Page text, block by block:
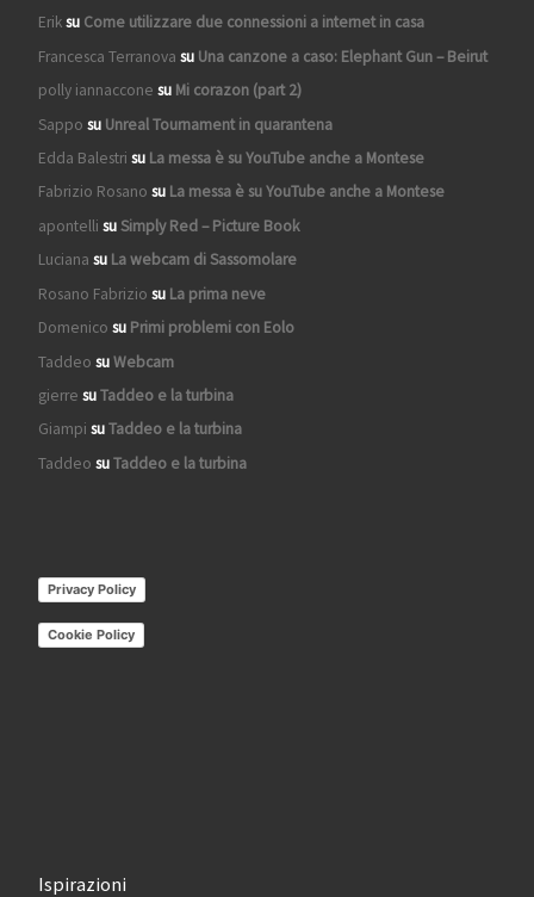
Eriksu Come utilizzare due connessioni a internet in casa
Francesca Terranova su Una canzone a caso: Elephant Gun – Beirut
polly iannaccone su Mi corazon (part 2)
Sappo su Unreal Tournament in quarantena
Edda Balestri su La messa è su YouTube anche a Montese
Fabrizio Rosano su La messa è su YouTube anche a Montese
apontelli suSimply Red – Picture Book
Luciana su La webcam di Sassomolare
Rosano Fabrizio su La prima neve
Domenico su Primi problemi con Eolo
Taddeo suWebcam
gierre suTaddeo e la turbina
Giampi suTaddeo e la turbina
Taddeo suTaddeo e la turbina
Privacy Policy
Cookie Policy
Ispirazioni